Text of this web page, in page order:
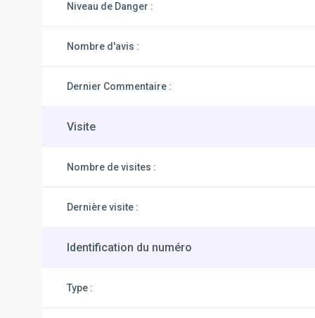
Niveau de Danger :
Nombre d'avis :
Dernier Commentaire :
Visite
Nombre de visites :
Dernière visite :
Identification du numéro
Type :